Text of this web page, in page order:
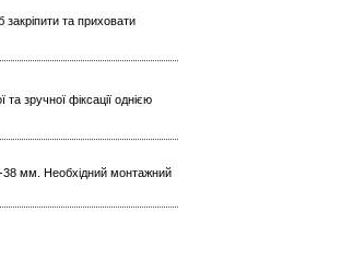
та приховати
зручної фіксації однією
38 мм. Необхідний монтажний